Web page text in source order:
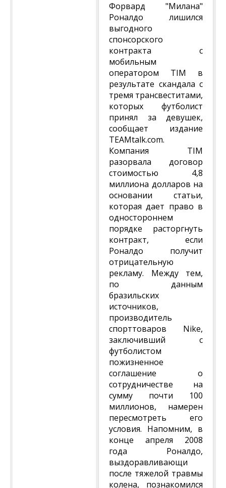
Форвард "Милана"
Роналдо лишился
выгодного
спонсорского
контракта с
мобильным
оператором TIM в
результате скандала с
тремя трансвеститами,
которых футболист
принял за девушек,
сообщает издание
TEAMtalk.com.
Компания TIM
разорвала договор
стоимостью 4,8
миллиона долларов на
основании статьи,
которая дает право в
одностороннем
порядке расторгнуть
контракт, если
Роналдо получит
отрицательную
рекламу. Между тем,
по данным
бразильских
источников,
производитель
спорттоваров Nike,
заключивший с
футболистом
пожизненное
соглашение о
сотрудничестве на
сумму почти 100
миллионов, намерен
пересмотреть его
условия. Напомним, в
конце апреля 2008
года Роналдо,
выздоравливающи
после тяжелой травмы
колена, познакомился